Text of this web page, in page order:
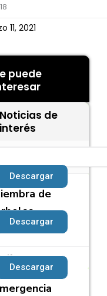
11, 2021
puede
Noticias de
interés
de
más info »
22, 2026
Descargar
Descargar
Descargar